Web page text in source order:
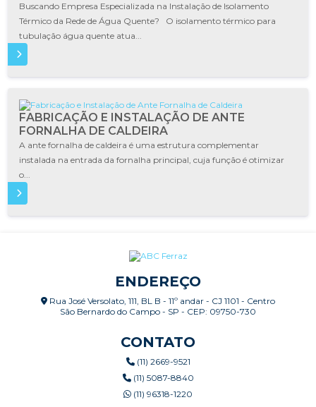
Buscando Empresa Especializada na Instalação de Isolamento
Térmico da Rede de Água Quente? O isolamento térmico para
tubulação água quente atua...
FABRICAÇÃO E INSTALAÇÃO DE ANTE
FORNALHA DE CALDEIRA
A ante fornalha de caldeira é uma estrutura complementar
instalada na entrada da fornalha principal, cuja função é otimizar
o...
ENDEREÇO
Rua José Versolato, 111, BL B - 11º andar - CJ 1101 - Centro
São Bernardo do Campo - SP - CEP: 09750-730
CONTATO
(11) 2669-9521
(11) 5087-8840
(11) 96318-1220